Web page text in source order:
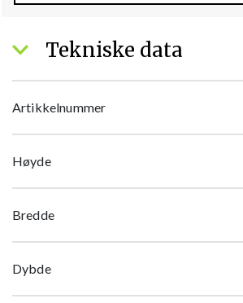
Tekniske data
Artikkelnummer
Høyde
Bredde
Dybde